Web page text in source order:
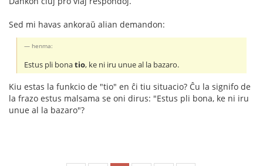
Sed mi havas ankoraŭ alian demandon:
henma:
Estus pli bonatio, ke ni iru unue al la bazaro.
Kiu estas la funkcio de "tio" en ĉi tiu situacio? Ĉu la signifo de
la frazo estus malsama se oni dirus: "Estus pli bona, ke ni iru
unue al la bazaro"?